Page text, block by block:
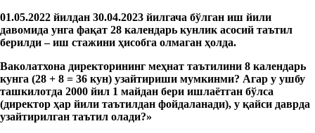
01.05.2022 йилдан 30.04.2023 йилгача бўлган иш йили
давомида унга фақат 28 календарь кунлик асосий таътил
берилди – иш стажини ҳисобга олмаган ҳолда.
Ваколатхона директорининг меҳнат таътилини 8 календарь
кунга (28 + 8 = 36 кун) узайтириши мумкинми? Агар у ушбу
ташкилотда 2000 йил 1 майдан бери ишлаётган бўлса
(директор ҳар йили таътилдан фойдаланади), у қайси даврда
узайтирилган таътил олади?»